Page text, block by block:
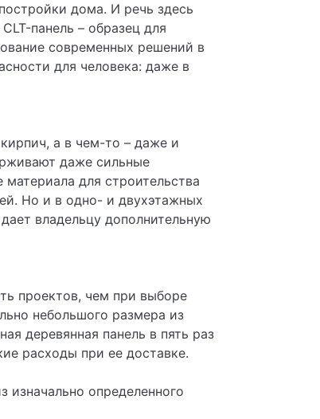
дома. И речь здесь
панель – образец для
современных решений в
для человека: даже в
а в чем-то – даже и
даже сильные
для строительства
Но и в одно- и двухэтажных
владельцу дополнительную
проектов, чем при выборе
небольшого размера из
деревянная панель в пять раз
расходы при ее доставке.
определенного